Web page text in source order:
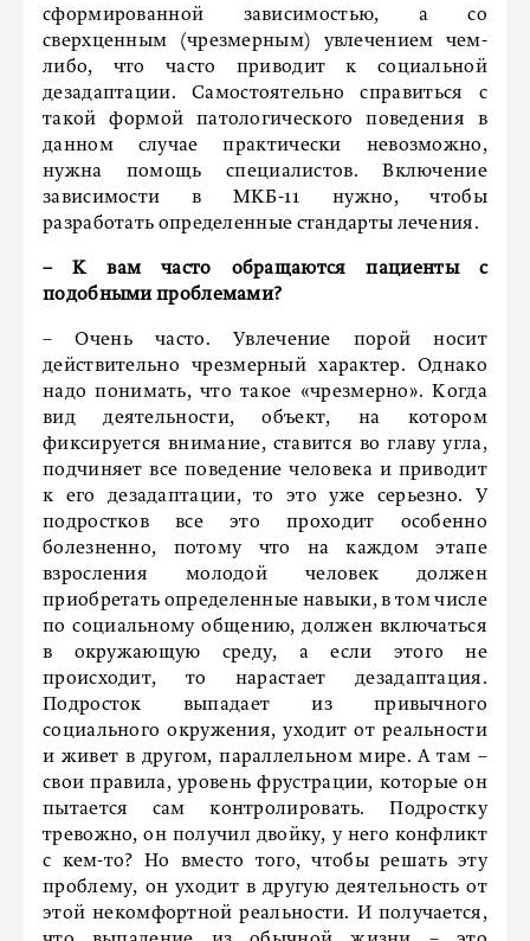
сформированной зависимостью, а со
сверхценным (чрезмерным) увлечением чем-
либо, что часто приводит к социальной
дезадаптации. Самостоятельно справиться с
такой формой патологического поведения в
данном случае практически невозможно,
нужна помощь специалистов. Включение
зависимости в МКБ-11 нужно, чтобы
разработать определенные стандарты лечения.
– К вам часто обращаются пациенты с
подобными проблемами?
– Очень часто. Увлечение порой носит
действительно чрезмерный характер. Однако
надо понимать, что такое «чрезмерно». Когда
вид деятельности, объект, на котором
фиксируется внимание, ставится во главу угла,
подчиняет все поведение человека и приводит
к его дезадаптации, то это уже серьезно. У
подростков все это проходит особенно
болезненно, потому что на каждом этапе
взросления молодой человек должен
приобретать определенные навыки, в том числе
по социальному общению, должен включаться
в окружающую среду, а если этого не
происходит, то нарастает дезадаптация.
Подросток выпадает из привычного
социального окружения, уходит от реальности
и живет в другом, параллельном мире. А там –
свои правила, уровень фрустрации, которые он
пытается сам контролировать. Подростку
тревожно, он получил двойку, у него конфликт
с кем-то? Но вместо того, чтобы решать эту
проблему, он уходит в другую деятельность от
этой некомфортной реальности. И получается,